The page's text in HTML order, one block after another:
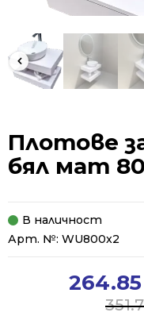
Плотове
бял мат
В наличност
Арт. №: WU800x2
264.85